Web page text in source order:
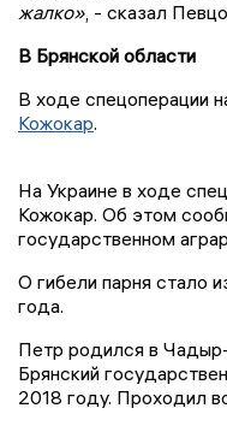
жалко» , - сказал
В Брянской области
В ходе спецоперации
Кожокар.
На Украине в ходе
Кожокар. Об этом
государственном
О гибели парня стало
года.
Петр родился в Чадыр-
Брянский
2018 году. Проходил